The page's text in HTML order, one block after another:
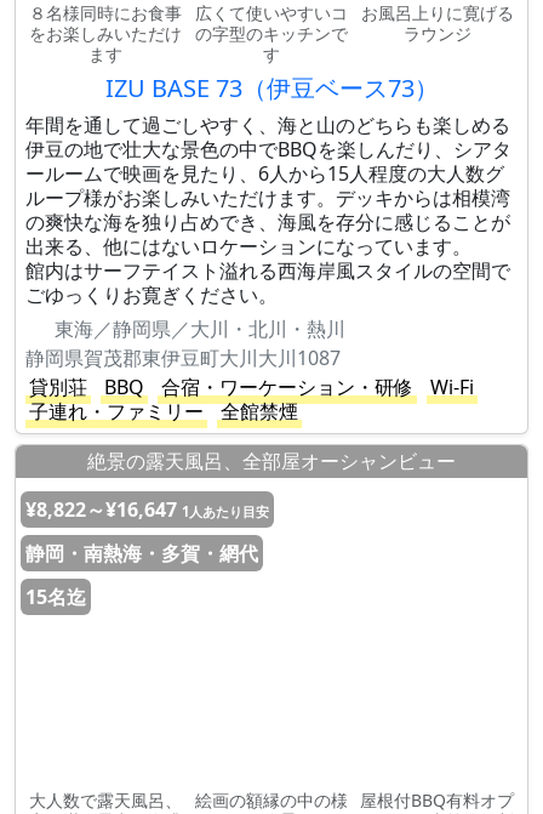
８名様同時にお食事
をお楽しみいただけ
ます
広くて使いやすいコ
の字型のキッチンで
す
お風呂上りに寛げる
ラウンジ
IZU BASE 73（伊豆ベース73）
年間を通して過ごしやすく、海と山のどちらも楽しめる
伊豆の地で壮大な景色の中でBBQを楽しんだり、シアタ
ールームで映画を見たり、6人から15人程度の大人数グ
ループ様がお楽しみいただけます。デッキからは相模湾
の爽快な海を独り占めでき、海風を存分に感じることが
出来る、他にはないロケーションになっています。
館内はサーフテイスト溢れる西海岸風スタイルの空間で
ごゆっくりお寛ぎください。
東海／静岡県／大川・北川・熱川
静岡県賀茂郡東伊豆町大川大川1087
貸別荘
BBQ 合宿・ワーケーション・研修
Wi-Fi
子連れ・ファミリー
全館禁煙
絶景の露天風呂、全部屋オーシャンビュー
¥8,822～¥16,647 1人あたり目安
静岡・南熱海・多賀・網代
15名迄
大人数で露天風呂、
絵画の額縁の中の様
屋根付BBQ有料オプ